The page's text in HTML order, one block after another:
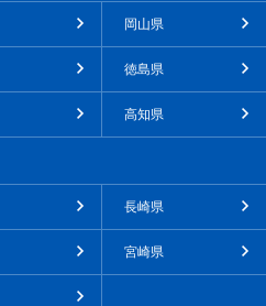
岡山県
徳島県
高知県
長崎県
宮崎県